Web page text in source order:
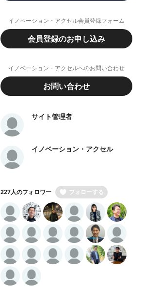
イノベーション・アクセル会員登録フォーム
会員登録のお申し込み
イノベーション・アクセルへのお問い合わせ
お問い合わせ
サイト管理者
イノベーション・アクセル
227人のフォロワー フォローする